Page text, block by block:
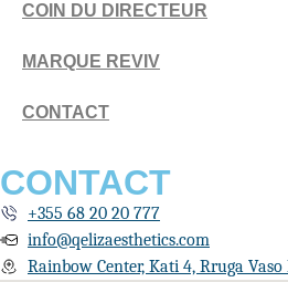
COIN DU DIRECTEUR
MARQUE REVIV
CONTACT
CONTACT
+355 68 20 20 777
info@qelizaesthetics.com
Rainbow Center, Kati 4, Rruga